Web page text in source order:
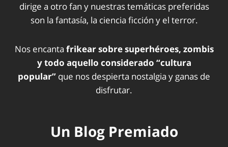
dirige a otro fan y nuestras temáticas preferidas
son la fantasía, la ciencia ficción y el terror.
Nos encanta frikear sobre superhéroes, zombis
y todo aquello considerado “cultura
popular” que nos despierta nostalgia y ganas de
disfrutar.
Un Blog Premiado